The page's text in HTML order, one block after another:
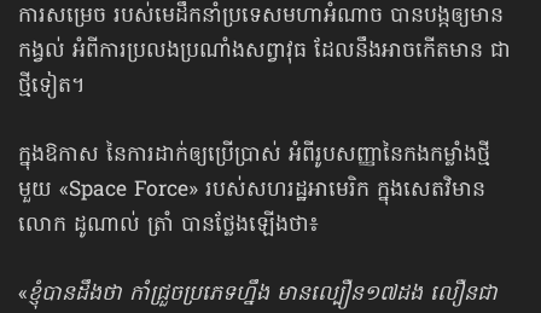
ការសម្រេច របស់មេដឹកនាំប្រទេស​មហាអំណាច បានបង្ក​ឲ្យមាន
កង្វល់ អំពីការប្រលង​ប្រណាំង​សព្វាវុធ ដែលនឹងអាចកើតមាន ជា
ថ្មីទៀត។
ក្នុងឱកាស នៃការ​ដាក់ឲ្យប្រើប្រាស់ អំពីរូបសញ្ញានៃកងកម្លាំងថ្មី
មួយ «Space Force» របស់សហរដ្ឋ​អាមេរិក ក្នុងសេតវិមាន
លោក ដូណាល់ ត្រាំ បានថ្លែងឡើងថា៖
«ខ្ញុំបានដឹងថា កាំជ្រួចប្រភេទហ្នឹង មានល្បឿន១៧ដង លឿនជា